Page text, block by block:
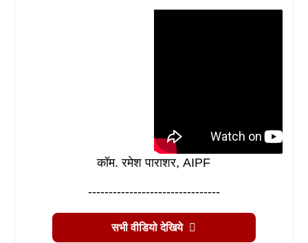
कॉम. रमेश पाराशर, AIPF
--------------------------------
सभी वीडियो देखिये